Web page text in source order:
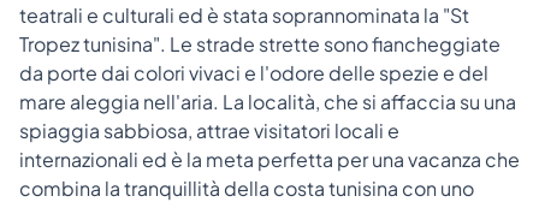
teatrali e culturali ed è stata soprannominata la "St
Tropez tunisina". Le strade strette sono fiancheggiate
da porte dai colori vivaci e l'odore delle spezie e del
mare aleggia nell'aria. La località, che si affaccia su una
spiaggia sabbiosa, attrae visitatori locali e
internazionali ed è la meta perfetta per una vacanza che
combina la tranquillità della costa tunisina con uno